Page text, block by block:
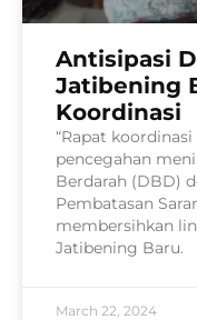
Antisipasi
Jatibening
Koordinasi
“Rapat
pencegahan
Berdarah (DBD)
Pembatasan
membersihkan
Jatibening Baru.
March 22, 2024